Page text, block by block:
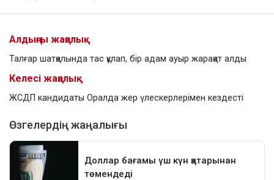
Алдыңғы жаңалық
Талғар шатқалында тас құлап, бір адам ауыр жарақат алды
Келесі жаңалық
ЖСДП кандидаты Оралда жер үлескерлерімен кездесті